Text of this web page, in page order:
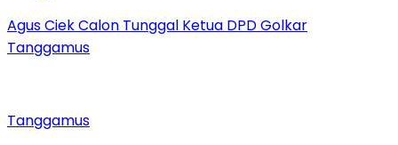
Agus Ciek Calon Tunggal Ketua DPD Golkar
Tanggamus
Tanggamus